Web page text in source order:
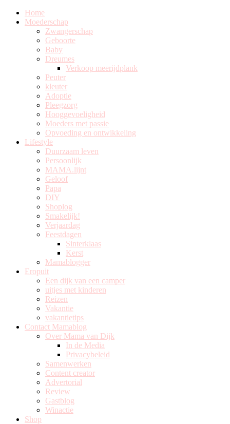
Home
Moederschap
Zwangerschap
Geboorte
Baby
Dreumes
Verkoop meerijdplank
Peuter
kleuter
Adoptie
Pleegzorg
Hooggevoeligheid
Moeders met passie
Opvoeding en ontwikkeling
Lifestyle
Duurzaam leven
Persoonlijk
MAMA.lijnt
Geloof
Papa
DIY
Shoplog
Smakelijk!
Verjaardag
Feestdagen
Sinterklaas
Kerst
Mamablogger
Eropuit
Een dijk van een camper
uitjes met kinderen
Reizen
Vakantie
vakantietips
Contact Mamablog
Over Mama van Dijk
In de Media
Privacybeleid
Samenwerken
Content creator
Advertorial
Review
Gastblog
Winactie
Shop